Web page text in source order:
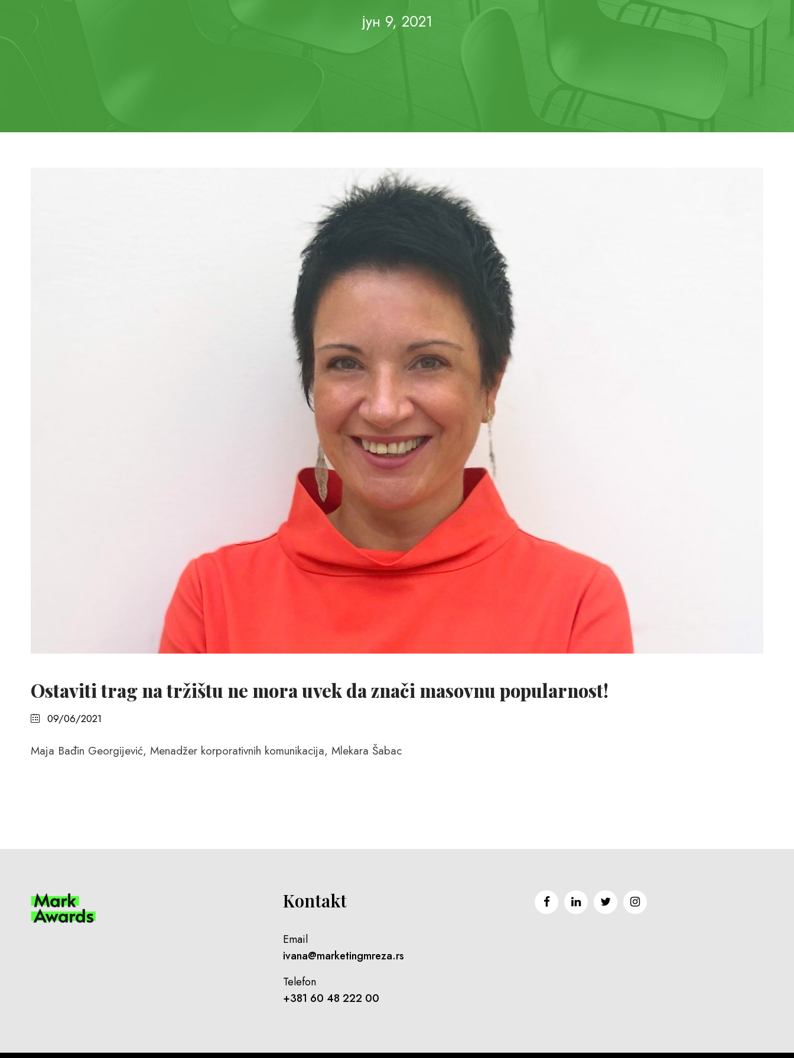
јун 9, 2021
Ostaviti trag na tržištu ne mora uvek da znači masovnu popularnost!
09/06/2021
Maja Bađin Georgijević, Menadžer korporativnih komunikacija, Mlekara Šabac
Kontakt
Email
ivana@marketingmreza.rs
Telefon
+381 60 48 222 00